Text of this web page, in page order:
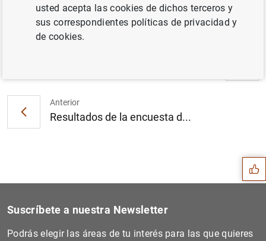
Anterior
Resultados de la encuesta d... Sugerencias
Suscríbete a nuestra Newsletter
Podrás elegir las áreas de tu interés para las que quieres
usted acepta las cookies de dichos terceros y
sus correspondientes políticas de privacidad y
de cookies.